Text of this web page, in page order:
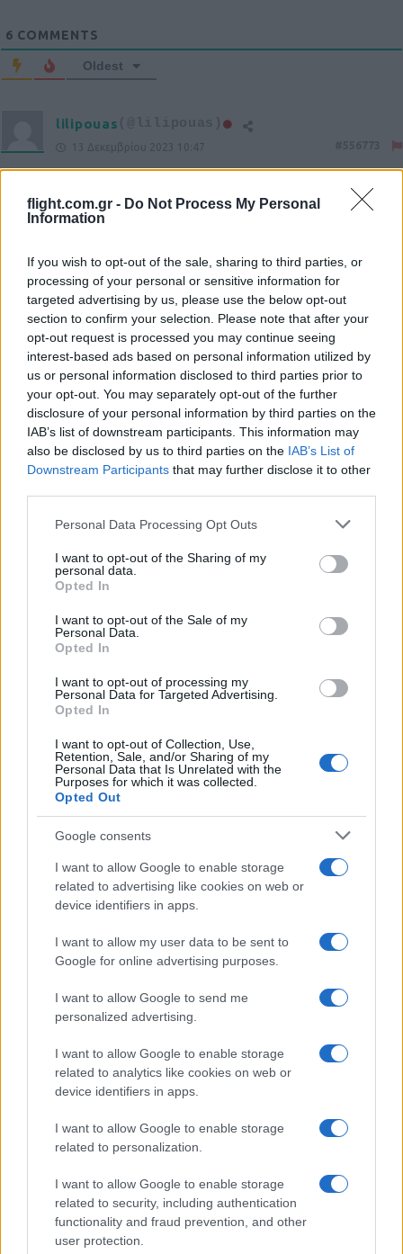
flight.com.gr - Do Not Process My Personal
Information
If you wish to opt-out of the sale, sharing to third parties, or
processing of your personal or sensitive information for
targeted advertising by us, please use the below opt-out
section to confirm your selection. Please note that after your
opt-out request is processed you may continue seeing
interest-based ads based on personal information utilized by
us or personal information disclosed to third parties prior to
your opt-out. You may separately opt-out of the further
disclosure of your personal information by third parties on the
IAB’s list of downstream participants. This information may
also be disclosed by us to third parties on the IAB’s List of
Downstream Participants that may further disclose it to other
Please note that this website/app uses one or more Google
not limited to your visit or usage behaviour. You may click to
grant or deny consent to Google and its third-party tags to
use your data for below specified purposes in below Google
consent section.
Personal Data Processing Opt Outs
I want to opt-out of the Sharing of my
personal data.
Opted In
I want to opt-out of the Sale of my
Personal Data.
Opted In
I want to opt-out of processing my
Personal Data for Targeted Advertising.
Opted In
I want to opt-out of Collection, Use,
Retention, Sale, and/or Sharing of my
Personal Data that Is Unrelated with the
Purposes for which it was collected.
Opted Out
Google consents
I want to allow Google to enable storage
related to advertising like cookies on web or
device identifiers in apps.
I want to allow my user data to be sent to
Google for online advertising purposes.
I want to allow Google to send me
personalized advertising.
I want to allow Google to enable storage
related to analytics like cookies on web or
device identifiers in apps.
I want to allow Google to enable storage
related to personalization.
I want to allow Google to enable storage
related to security, including authentication
functionality and fraud prevention, and other
user protection.
6 COMMENTS
Oldest
lilipouas
13 Δεκεμβρίου 2023 10:47
το Ισραήλ έχει χάσει την υποστήριξη κάθε ΑΝΘΡΩΠΟΥ εδώ και
καιρό… Και ναι, το μεγαλύτερο μέρος του κόσμου δεν το
υποστηρίζει, μόνο κάτι ούγκανα ισλαμοφοβικά και όσοι έχουν
Ο Νετανιάχου, κάτοχος βέβαια πυρηνικών, τα κατάφερε ( και,
όλως τυχαίως, ενώ στον πραγματικό εχθρό του Ισραήλ Ιράκ,
όπως και στο Ιράν, μια χαρά εμπόδισαν κάποτε να γίνουν
πυρηνικά εργοστάσια πολεμικά, στην Τουρκία αγρόν αγοράζουν,
άσχετα τι λένε στα λόγια μεταξύ τους ) να κάνει το Ισραήλ
απεχθές σε κάθε άνθρωπο που έχει ξεπεράσει το στάδιο του
ξεπουπούλιαστου πλατώνυχου δίποδα. Βέβαια, αν δεν υπάρχει
τέτοια απέχθεια, ποιός ο λόγος για καθεστώτα; Και ο δικός μας
για κει τραβάει, μην το ξεχνάμε – γιατί άραγε;
1 Reply View Replies
(@4vector)
13 Δεκεμβρίου 2023 11:38
#556782
Αν το Μεξικό και ο Καναδάς είχαν ως επίσημη πολιτική τους την
εναντίον αμάχων δια μέσου των αχανών συνόρων τους, πως θα
απαντούσαν οι αμερικανοί; Είναι ακαδημαϊκή η ερώτηση διότι
έχουμε δει πολλάκις πως υπερασπίζονται τα συμφέροντα τους,
μάλλον δε αν ήταν υπαρξιακός λόγος.
denmeenimerosan
Noble Member
13 Δεκεμβρίου 2023 19:20
#556883
Mήν μιλάτε λαμπαδιάσατε τα ντζάπια sky high
Reply